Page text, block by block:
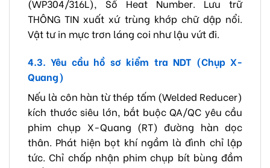
(WP304/316L), Số Heat Number. Lưu trữ
THÔNG TIN xuất xứ trùng khớp chữ dập nổi.
Vật tư in mực trơn láng coi như lậu vứt đi.
4.3. Yêu cầu hồ sơ kiểm tra NDT (Chụp X-
Quang)
Nếu là côn hàn từ thép tấm (Welded Reducer)
kích thước siêu lớn, bắt buộc QA/QC yêu cầu
phim chụp X-Quang (RT) đường hàn dọc
thân. Phát hiện bọt khí ngầm là đình chỉ lập
tức. Chỉ chấp nhận phim chụp bít bùng đầm